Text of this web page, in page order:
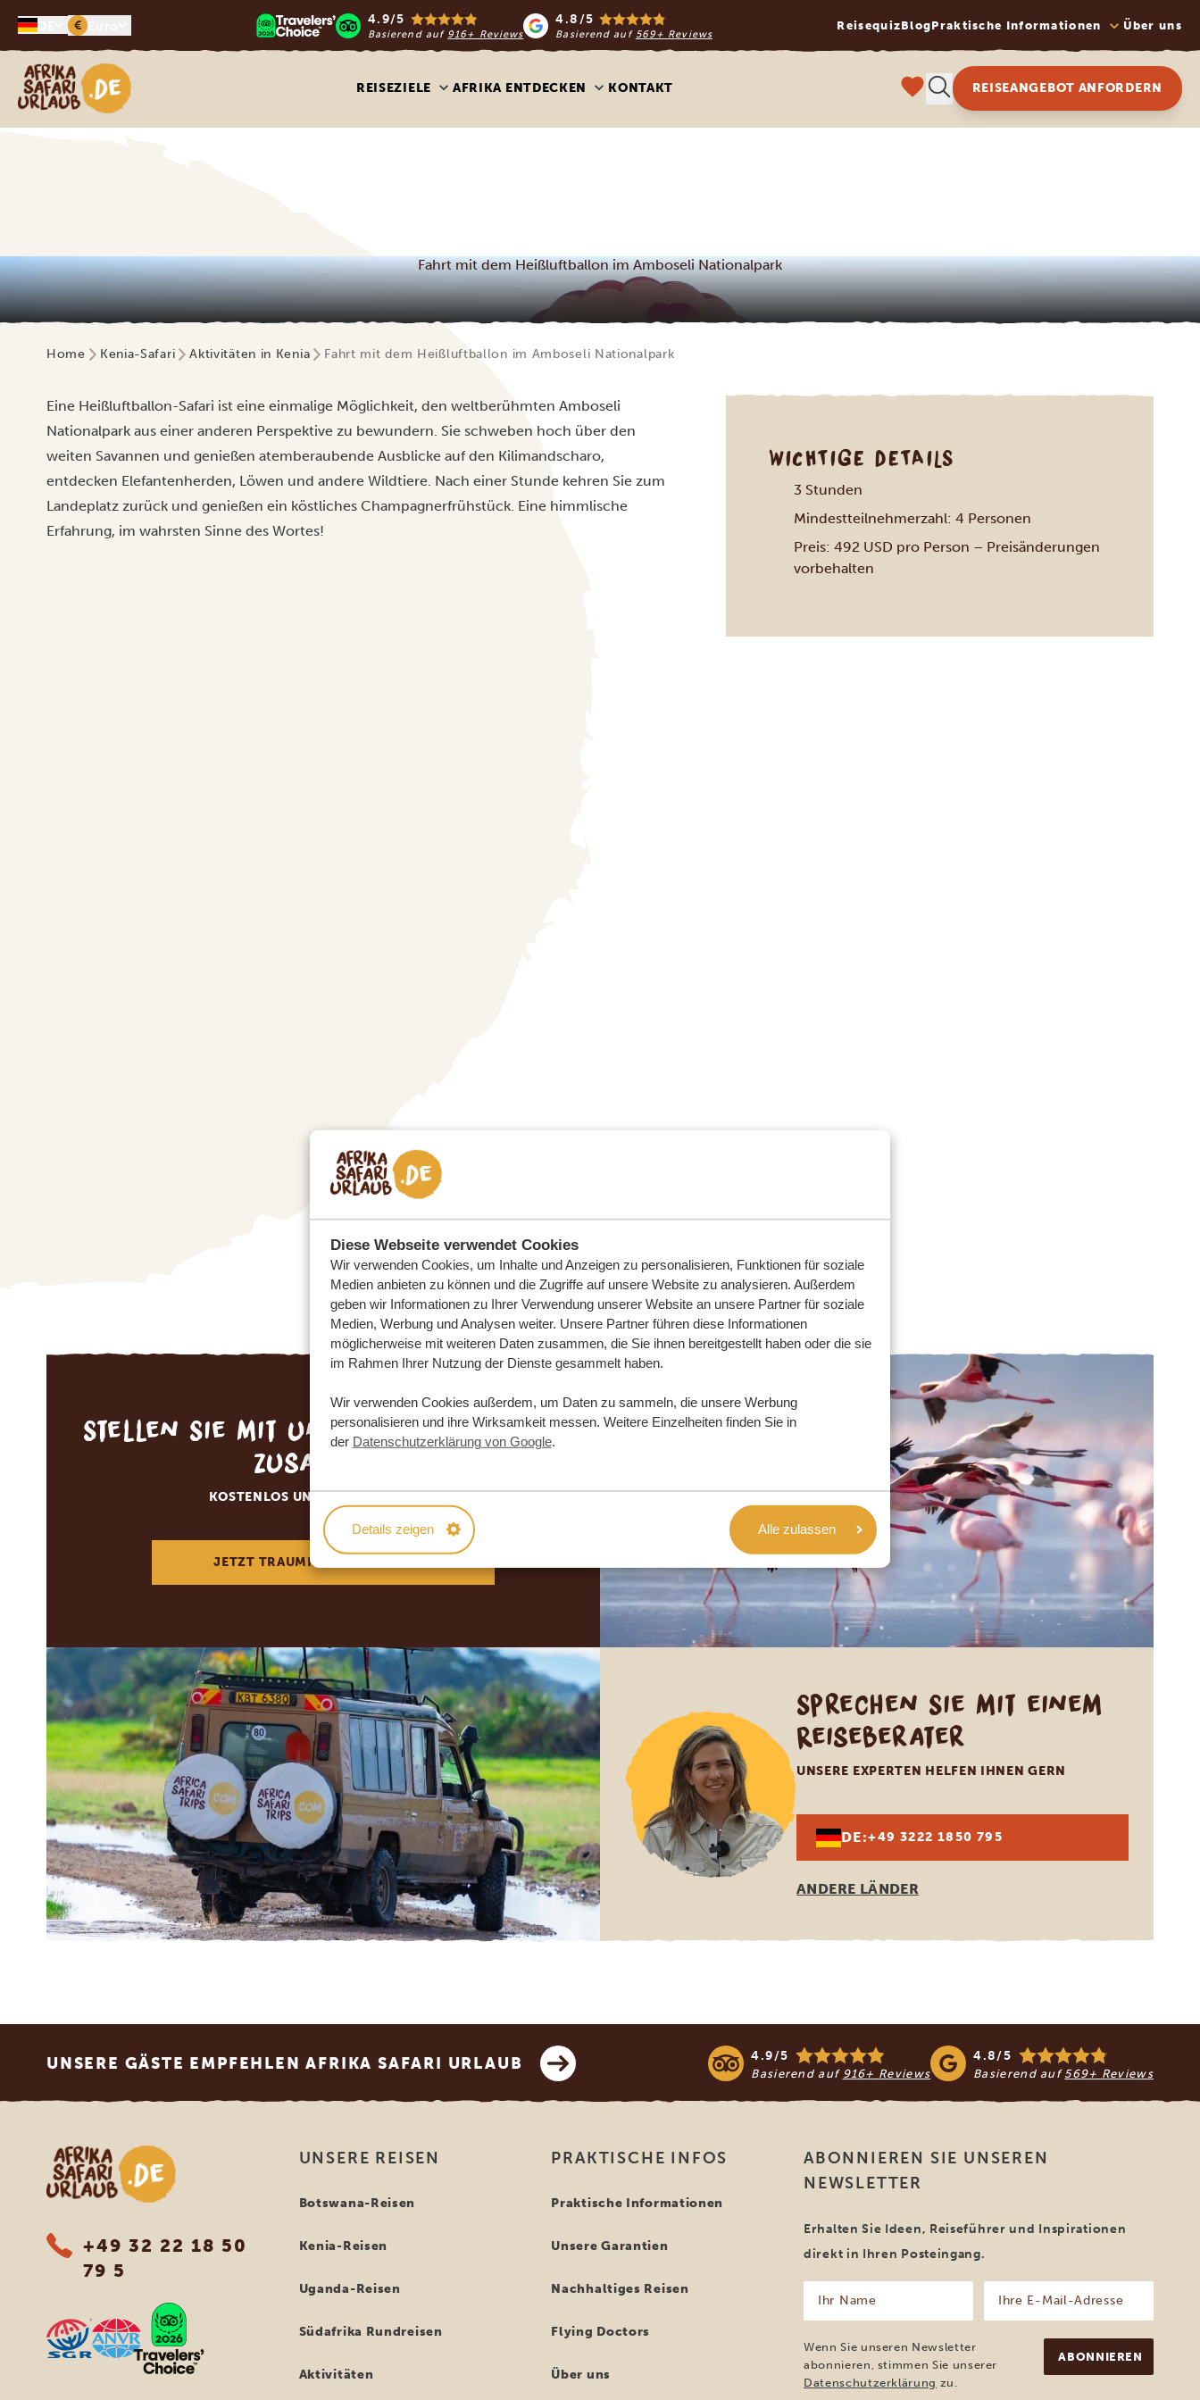
Diese Webseite verwendet Cookies
Wir verwenden Cookies, um Inhalte und Anzeigen zu personalisieren, Funktionen für soziale
Medien anbieten zu können und die Zugriffe auf unsere Website zu analysieren. Außerdem
geben wir Informationen zu Ihrer Verwendung unserer Website an unsere Partner für soziale
Medien, Werbung und Analysen weiter. Unsere Partner führen diese Informationen
möglicherweise mit weiteren Daten zusammen, die Sie ihnen bereitgestellt haben oder die sie
im Rahmen Ihrer Nutzung der Dienste gesammelt haben.
Wir verwenden Cookies außerdem, um Daten zu sammeln, die unsere Werbung
personalisieren und ihre Wirksamkeit messen. Weitere Einzelheiten finden Sie in
der Datenschutzerklärung von Google.
Details zeigen Alle zulassen
€ 4.9/5
Basierend auf 916+ Reviews
4.8/5
Basierend auf 569+ Reviews
ReisequizBlogPraktische Informationen Über uns
Afrika Safari Urlaub
REISEZIELE AFRIKA ENTDECKEN KONTAKT REISEANGEBOT ANFORDERN
Fahrt mit dem Heißluftballon im Amboseli Nationalpark
Home Kenia-Safari Aktivitäten in Kenia Fahrt mit dem Heißluftballon im Amboseli Nationalpark
Eine Heißluftballon-Safari ist eine einmalige Möglichkeit, den weltberühmten Amboseli
Nationalpark aus einer anderen Perspektive zu bewundern. Sie schweben hoch über den
weiten Savannen und genießen atemberaubende Ausblicke auf den Kilimandscharo,
entdecken Elefantenherden, Löwen und andere Wildtiere. Nach einer Stunde kehren Sie zum
Landeplatz zurück und genießen ein köstliches Champagnerfrühstück. Eine himmlische
Erfahrung, im wahrsten Sinne des Wortes!
WICHTIGE DETAILS
3 Stunden
Mindestteilnehmerzahl: 4 Personen
Preis: 492 USD pro Person – Preisänderungen
vorbehalten
Stellen Sie mit uns Ihre Traumreise
zusammen
KOSTENLOS UND UNVERBINDLICH
JETZT TRAUMREISE ANFORDERN
Sprechen Sie mit einem
Reiseberater
UNSERE EXPERTEN HELFEN IHNEN GERN
DE:+49 3222 1850 795
ANDERE LÄNDER
UNSERE GÄSTE EMPFEHLEN AFRIKA SAFARI URLAUB 4.9/5
Basierend auf 916+ Reviews
4.8/5
Basierend auf 569+ Reviews
Afrika Safari Urlaub
+49 32 22 18 50
79 5
UNSERE REISEN
Botswana-Reisen
Kenia-Reisen
Uganda-Reisen
Südafrika Rundreisen
Aktivitäten
PRAKTISCHE INFOS
Praktische Informationen
Unsere Garantien
Nachhaltiges Reisen
Flying Doctors
Über uns
ABONNIEREN SIE UNSEREN
NEWSLETTER
Erhalten Sie Ideen, Reiseführer und Inspirationen
direkt in Ihren Posteingang.
Name
(erforderlich)
Mail-
(erforderlich)
Wenn Sie unseren Newsletter
abonnieren, stimmen Sie unserer
Datenschutzerklärung zu.